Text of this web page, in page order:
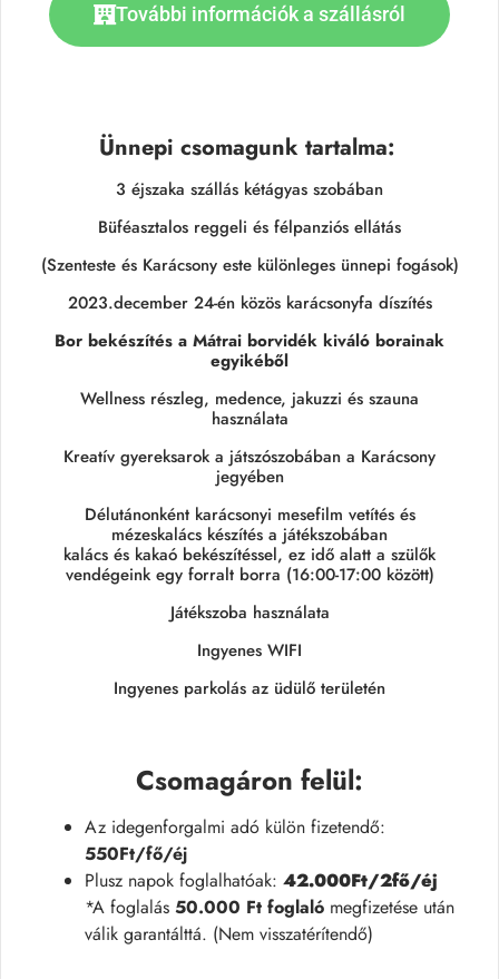
További információk a szállásról
Ünnepi csomagunk tartalma:
3 éjszaka szállás kétágyas szobában
Büféasztalos reggeli és félpanziós ellátás
(Szenteste és Karácsony este különleges ünnepi fogások)
2023.december 24-én közös karácsonyfa díszítés
Bor bekészítés a Mátrai borvidék kiváló borainak
egyikéből
Wellness részleg, medence, jakuzzi és szauna
használata
Kreatív gyereksarok a játszószobában a Karácsony
jegyében
Délutánonként karácsonyi mesefilm vetítés és
mézeskalács készítés a játékszobában
kalács és kakaó bekészítéssel, ez idő alatt a szülők
vendégeink egy forralt borra (16:00-17:00 között)
Játékszoba használata
Ingyenes WIFI
Ingyenes parkolás az üdülő területén
Csomagáron felül:
Az idegenforgalmi adó külön fizetendő:
550Ft/fő/éj
Plusz napok foglalhatóak: 42.000Ft/2fő/éj
*A foglalás 50.000 Ft foglaló megfizetése után
válik garantálttá. (Nem visszatérítendő)